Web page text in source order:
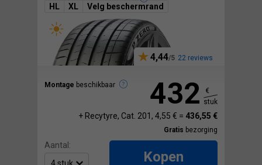
HL
XL Velg beschermrand
4,44 22 reviews
Montage beschikbaar 432
€
stuk
+ Recytyre, Cat. 201, 4,55 € = 436,55 €
Gratis bezorging
Aantal:
Kopen